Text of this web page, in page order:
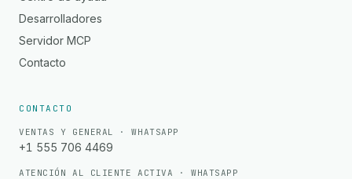
Desarrolladores
Servidor MCP
Contacto
CONTACTO
VENTAS Y GENERAL · WHATSAPP
+1 555 706 4469
ATENCIÓN AL CLIENTE ACTIVA · WHATSAPP